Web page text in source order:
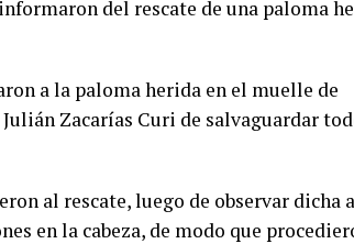
del rescate de una paloma
a la paloma herida en el muelle de
Zacarías Curi de salvaguardar
al rescate, luego de observar dicha
en la cabeza, de modo que